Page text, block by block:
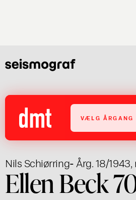
VÆLG ÅRGANG
Nils Schiørring- Årg. 18/1943,
Ellen Beck